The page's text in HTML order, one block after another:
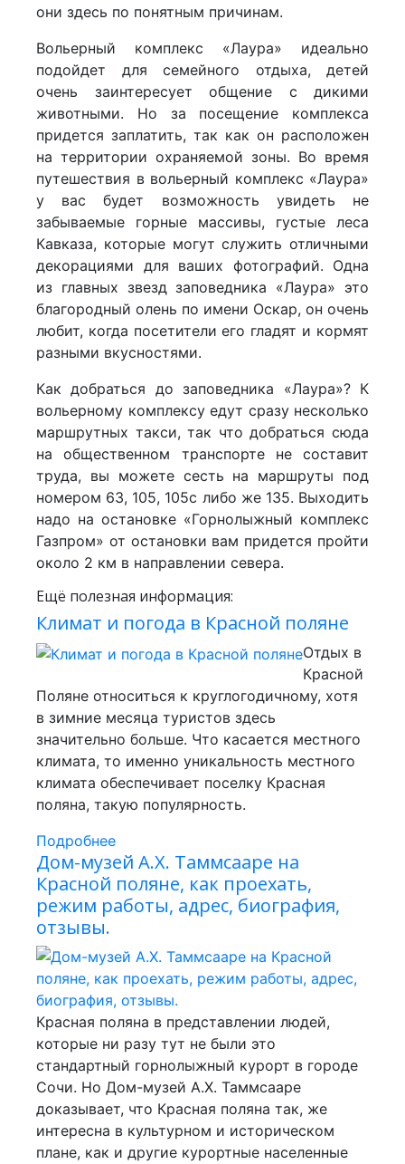
они здесь по понятным причинам.
Вольерный комплекс «Лаура» идеально
подойдет для семейного отдыха, детей
очень заинтересует общение с дикими
животными. Но за посещение комплекса
придется заплатить, так как он расположен
на территории охраняемой зоны. Во время
путешествия в вольерный комплекс «Лаура»
у вас будет возможность увидеть не
забываемые горные массивы, густые леса
Кавказа, которые могут служить отличными
декорациями для ваших фотографий. Одна
из главных звезд заповедника «Лаура» это
благородный олень по имени Оскар, он очень
любит, когда посетители его гладят и кормят
разными вкусностями.
Как добраться до заповедника «Лаура»? К
вольерному комплексу едут сразу несколько
маршрутных такси, так что добраться сюда
на общественном транспорте не составит
труда, вы можете сесть на маршруты под
номером 63, 105, 105с либо же 135. Выходить
надо на остановке «Горнолыжный комплекс
Газпром» от остановки вам придется пройти
около 2 км в направлении севера.
Ещё полезная информация:
Климат и погода в Красной поляне
Отдых в
Красной
Поляне относиться к круглогодичному, хотя
в зимние месяца туристов здесь
значительно больше. Что касается местного
климата, то именно уникальность местного
климата обеспечивает поселку Красная
поляна, такую популярность.
Подробнее
Дом-музей А.Х. Таммсааре на
Красной поляне, как проехать,
режим работы, адрес, биография,
отзывы.
Красная поляна в представлении людей,
которые ни разу тут не были это
стандартный горнолыжный курорт в городе
Сочи. Но Дом-музей А.Х. Таммсааре
доказывает, что Красная поляна так, же
интересна в культурном и историческом
плане, как и другие курортные населенные